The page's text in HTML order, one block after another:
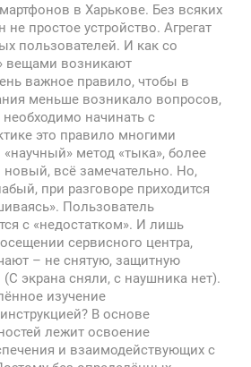
в Харькове. Без всяких
простое устройство. Агрегат
пользователей. И как со
вещами возникают
важное правило, чтобы в
меньше возникало вопросов,
начинать с
это правило многими
«научный» метод «тыка», более
всё замечательно. Но,
при разговоре приходится
Пользователь
с «недостатком». И лишь
сервисного центра,
– не снятую, защитную
экрана сняли, с наушника нет).
изучение
В основе
лежит освоение
и взаимодействующих с